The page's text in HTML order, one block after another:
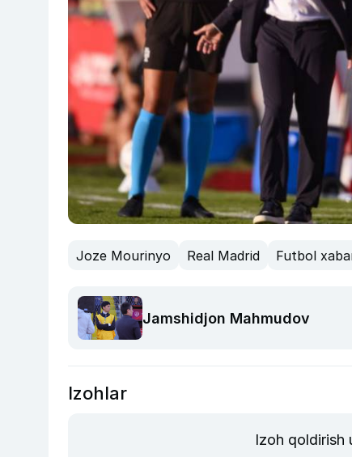
Joze Mourinyo Real Madrid Futbol
Jamshidjon Mahmudov
Izohlar
Izoh qoldirish